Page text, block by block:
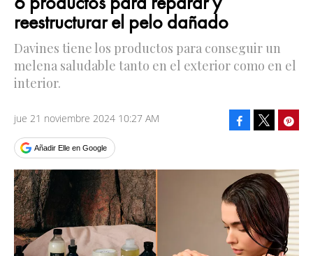
reestructurar el pelo dañado
Davines tiene los productos para conseguir un
melena saludable tanto en el exterior como en el
interior.
jue 21 noviembre 2024 10:27 AM
Añadir Elle en Google
Facebook